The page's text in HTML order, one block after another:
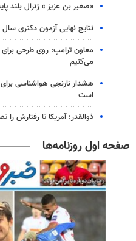
«صغیر بن عزیز » ژنرال بلند
نتایج نهایی آزمون دکتری سال ۱۴۰۵ اواخر مرداد اعلام می‌شود
معاون ترامپ: روی طرحی برای
می‌کنیم
است
ذوالقدر: آمریکا تا رفتارش
صفحه اول روزنامه‌ها